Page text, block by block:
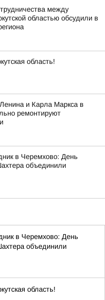
между
областью обсудили в
область!
и Карла Маркса в
ремонтируют
в Черемхово: День
объединили
в Черемхово: День
объединили
область!